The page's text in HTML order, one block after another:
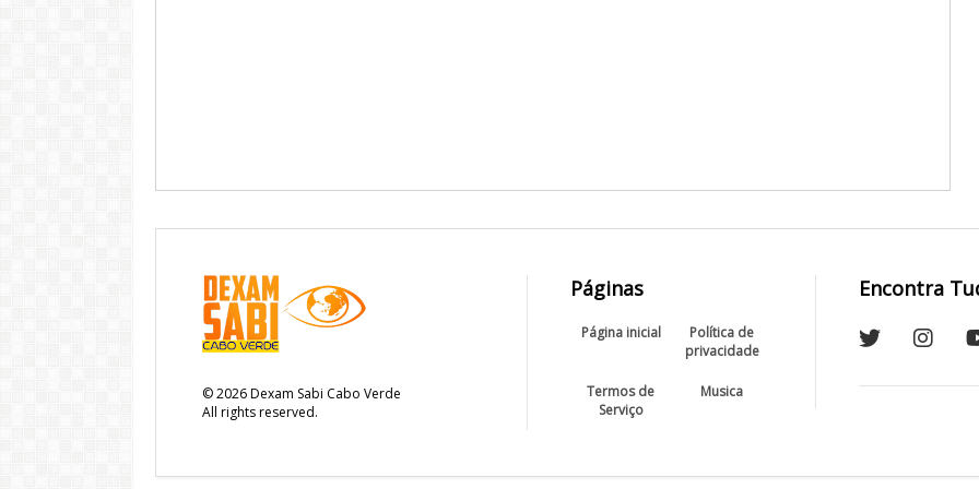
©2026Dexam Sabi Cabo Verde
All rights reserved.
Páginas
Página inicial
Política de
privacidade
Termos de
Serviço
Musica
Encontra